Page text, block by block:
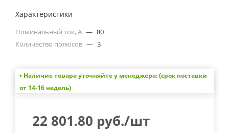
Характеристики
Номинальный ток, А — 80
Количество полюсов — 3
• Наличие товара уточняйте у менеджера: (срок поставки
от 14-16 недель)
22 801.80 руб./шт